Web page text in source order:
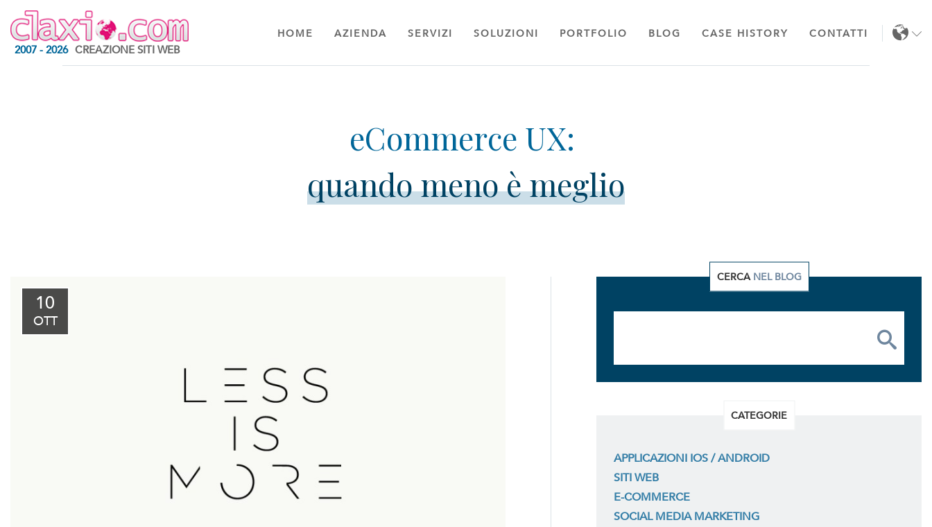
2007 - 2026 CREAZIONE SITI WEB
HOME AZIENDA SERVIZI SOLUZIONI PORTFOLIO BLOG CASE HISTORY CONTATTI
quando meno è meglio
10
OTT
CERCA NEL BLOG
CATEGORIE
APPLICAZIONI IOS / ANDROID
SITI WEB
E-COMMERCE
SOCIAL MEDIA MARKETING